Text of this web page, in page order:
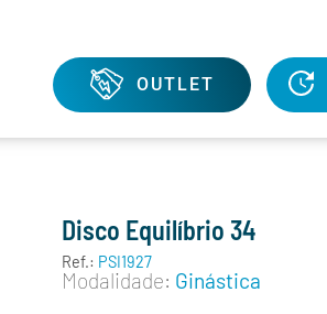
OUTLET
Disco Equilíbrio 34
Ref.: PSI1927
Modalidade: Ginástica